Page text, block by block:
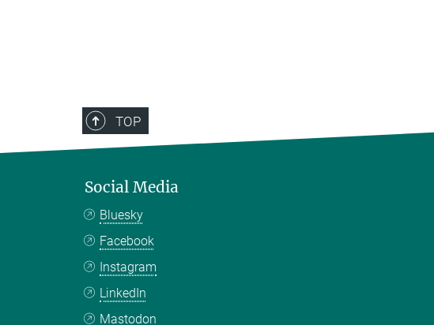
TOP
Social Media
Bluesky
Facebook
Instagram
LinkedIn
Mastodon